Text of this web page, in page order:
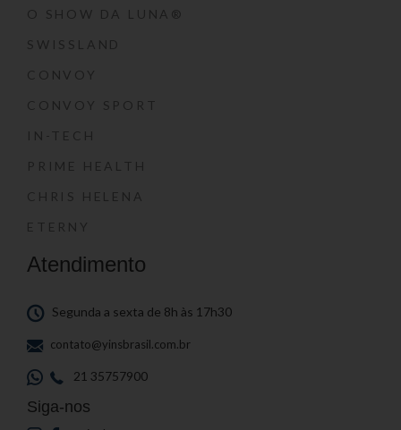
O SHOW DA LUNA®
SWISSLAND
CONVOY
CONVOY SPORT
IN-TECH
PRIME HEALTH
CHRIS HELENA
ETERNY
Atendimento
Segunda a sexta de 8h às 17h30
contato@yinsbrasil.com.br
21 35757900
Siga-nos